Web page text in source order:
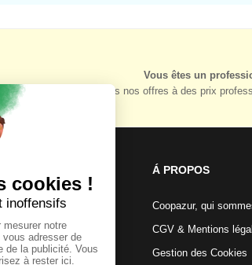
Vous êtes un
Retrouvez toutes nos offres à des prix
Á PROPOS
Coopazur, qui
CGV & Mentions
Gestion des Cookies